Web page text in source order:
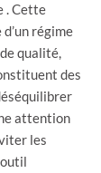
. Cette
régime
qualité,
des
attention
les